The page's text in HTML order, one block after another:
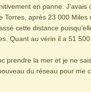
en panne.
Torres, après 23 000 Miles
cette distance
Quant au vérin il a 51
prendre la mer et je ne
du réseau pour me